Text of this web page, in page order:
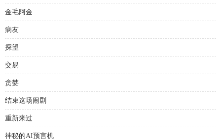
金毛阿金
病友
探望
交易
贪婪
结束这场闹剧
重新来过
神秘的AI预言机